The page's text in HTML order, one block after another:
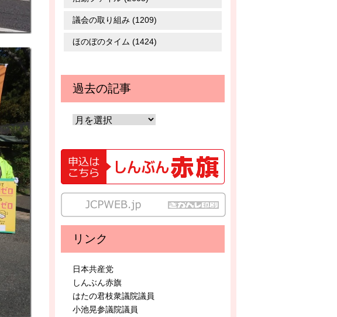
議会の取り組み (1209)
ほのぼのタイム (1424)
過去の記事
リンク
日本共産党
しんぶん赤旗
はたの君枝衆議院議員
小池晃参議院議員